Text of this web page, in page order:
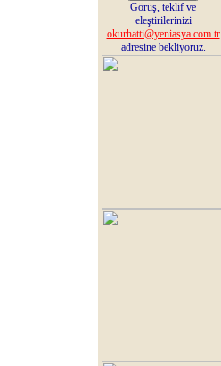
Görüş, teklif ve
eleştirilerinizi
okurhatti@yeniasya.com.tr
adresine bekliyoruz.